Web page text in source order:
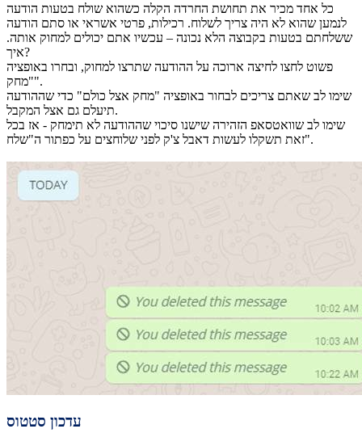
כל אחד מכיר את תחושת החרדה הקלה כשהוא שולח בטעות הודעה
לנמען שהוא לא היה צריך לשלוח. רכילות, פרטי אשראי או סתם הודעה
ששלחתם בטעות בקבוצה הלא נכונה – עכשיו אתם יכולים למחוק אותה.
איך?
פשוט לחצו לחיצה ארוכה על ההודעה שתרצו למחוק, ובחרו באופציה
"מחק".
שימו לב שאתם צריכים לבחור באופציה "מחק אצל כולם" כדי שההודעה
תיעלם גם אצל המקבל.
שימו לב שוואטסאפ הזהירה שישנו סיכוי שההודעה לא תימחק - אז בכל
זאת תשקלו לעשות דאבל צ'ק לפני שלוחצים על כפתור ה"שלח".
עדכון סטטוס